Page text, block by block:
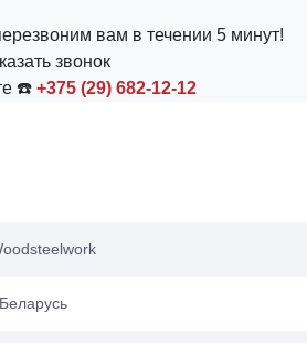
вам в течении 5 минут!
звонок
☎️ +375 (29) 682-12-12